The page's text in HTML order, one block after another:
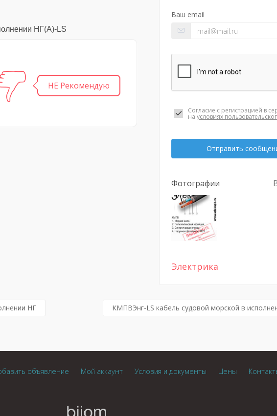
НГ(А)-LS
НЕ Рекомендую
Ваш email
Согласие с регистрацией в
на условиях
Отправить
Фотографии
Электрика
НГ КМПВЭнг-LS кабель судовой морской в
объявление Мой аккаунт Условия и документы Цены